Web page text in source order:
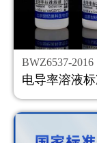
BWZ6537-2016
电导率溶液
购物车
会员中心
联系我们
返回主页